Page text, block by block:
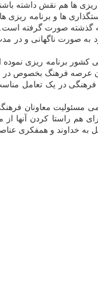
ها هم نقش داشته
ها و برنامه ریزی
گذشته صورت گرفته است.
صورت ناگهانی و در
برنامه ریزی
عرصه فرهنگ بخصوص
در یک تعامل
معاونان
راستا کردن آنها از
به خداوند و همفکری